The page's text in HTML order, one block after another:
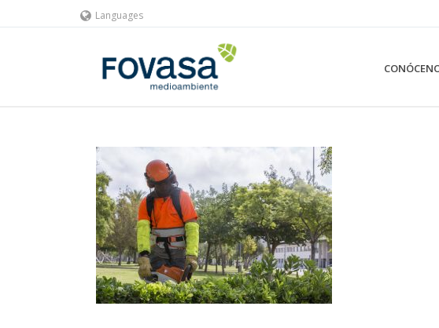
Languages